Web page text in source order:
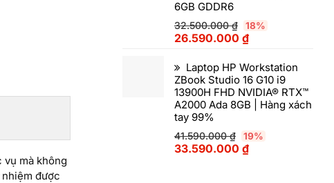
mà không
được
6GB GDDR6
32.500.000₫ 18%
26.590.000 ₫
Laptop HP Workstation
ZBook Studio 16 G10 i9
13900H FHD NVIDIA® RTX™
A2000 Ada 8GB | Hàng xách
tay 99%
41.590.000₫ 19%
33.590.000 ₫